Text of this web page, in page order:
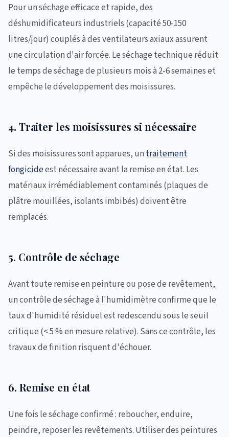
Pour un séchage efficace et rapide, des
déshumidificateurs industriels (capacité 50-150
litres/jour) couplés à des ventilateurs axiaux assurent
une circulation d'air forcée. Le séchage technique réduit
le temps de séchage de plusieurs mois à 2-6 semaines et
empêche le développement des moisissures.
4. Traiter les moisissures si nécessaire
Si des moisissures sont apparues, untraitement
fongicideest nécessaire avant la remise en état. Les
matériaux irrémédiablement contaminés (plaques de
plâtre mouillées, isolants imbibés) doivent être
remplacés.
5. Contrôle de séchage
Avant toute remise en peinture ou pose de revêtement,
un contrôle de séchage à l'humidimètre confirme que le
taux d'humidité résiduel est redescendu sous le seuil
critique (< 5 % en mesure relative). Sans ce contrôle, les
travaux de finition risquent d'échouer.
6. Remise en état
Une fois le séchage confirmé : reboucher, enduire,
peindre, reposer les revêtements. Utiliser des peintures